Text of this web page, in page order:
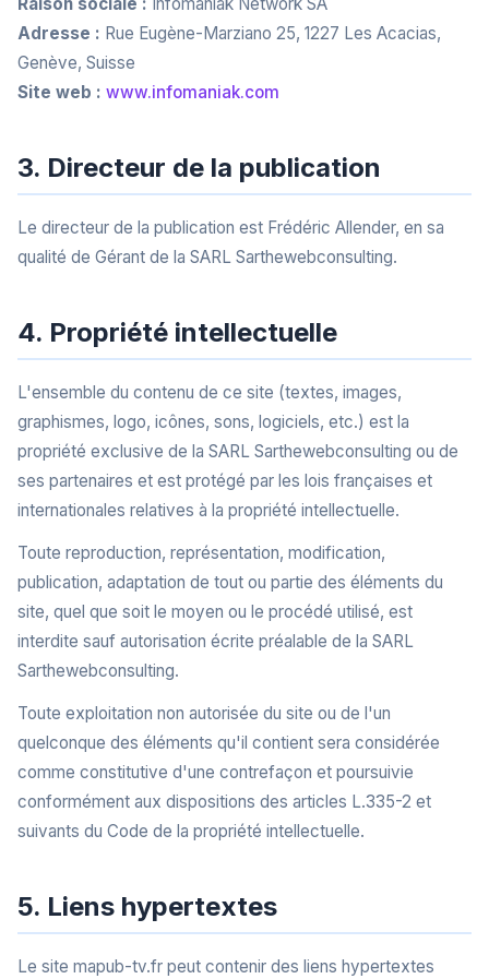
Adresse : Rue Eugène-Marziano 25, 1227 Les Acacias,
Genève, Suisse
Site web : www.infomaniak.com
3. Directeur de la publication
Le directeur de la publication est Frédéric Allender, en sa
qualité de Gérant de la SARL Sarthewebconsulting.
4. Propriété intellectuelle
L'ensemble du contenu de ce site (textes, images,
graphismes, logo, icônes, sons, logiciels, etc.) est la
propriété exclusive de la SARL Sarthewebconsulting ou de
ses partenaires et est protégé par les lois françaises et
internationales relatives à la propriété intellectuelle.
Toute reproduction, représentation, modification,
publication, adaptation de tout ou partie des éléments du
site, quel que soit le moyen ou le procédé utilisé, est
interdite sauf autorisation écrite préalable de la SARL
Sarthewebconsulting.
Toute exploitation non autorisée du site ou de l'un
quelconque des éléments qu'il contient sera considérée
comme constitutive d'une contrefaçon et poursuivie
conformément aux dispositions des articles L.335-2 et
suivants du Code de la propriété intellectuelle.
5. Liens hypertextes
Le site mapub-tv.fr peut contenir des liens hypertextes